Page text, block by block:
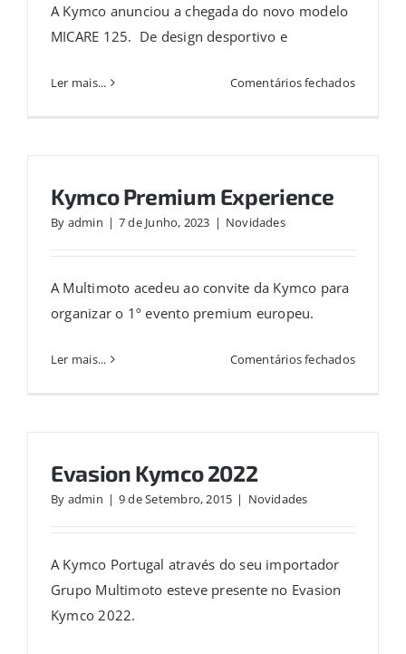
A Kymco anunciou a chegada do novo modelo
MICARE 125. De design desportivo e
Ler mais... Comentários fechadosem
Kymco Premium Experience
By admin | 7 de Junho, 2023 | Novidades
A Multimoto acedeu ao convite da Kymco para
organizar o 1º evento premium europeu.
Ler mais... Comentários fechadosem
Evasion Kymco 2022
By admin | 9 de Setembro, 2015 | Novidades
A Kymco Portugal através do seu importador
Grupo Multimoto esteve presente no Evasion
Kymco 2022.